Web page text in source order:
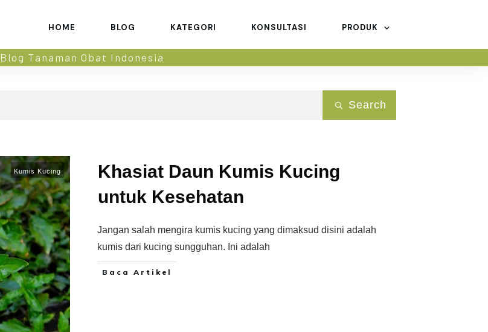
HOME BLOG KATEGORI KONSULTASI PRODUK
Blog Tanaman Obat Indonesia
Search
Kumis Kucing
Khasiat Daun Kumis Kucing
untuk Kesehatan
Jangan salah mengira kumis kucing yang dimaksud disini adalah
kumis dari kucing sungguhan. Ini adalah
Baca Artikel